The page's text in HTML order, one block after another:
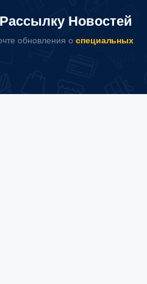
Новостей
обновления о специальных